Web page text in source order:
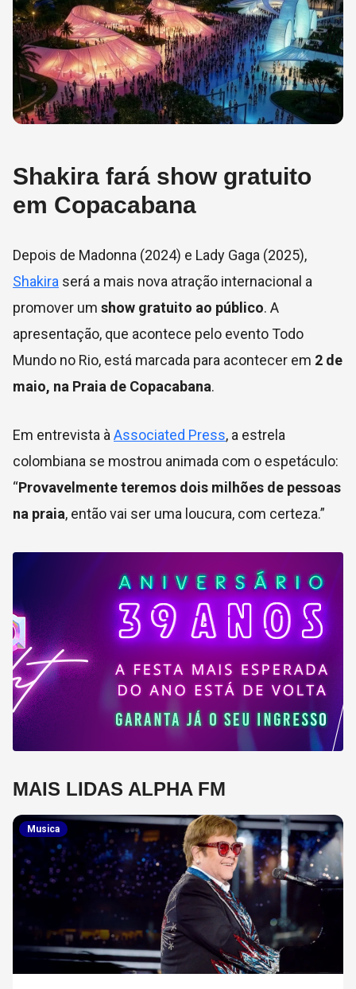
Shakira fará show gratuito
em Copacabana
Depois de Madonna (2024) e Lady Gaga (2025),
Shakira será a mais nova atração internacional a
promover um show gratuito ao público. A
apresentação, que acontece pelo evento Todo
Mundo no Rio, está marcada para acontecer em 2 de
maio, na Praia de Copacabana.
Em entrevista à Associated Press, a estrela
colombiana se mostrou animada com o espetáculo:
“Provavelmente teremos dois milhões de pessoas
na praia, então vai ser uma loucura, com certeza.”
MAIS LIDAS ALPHA FM
Musica